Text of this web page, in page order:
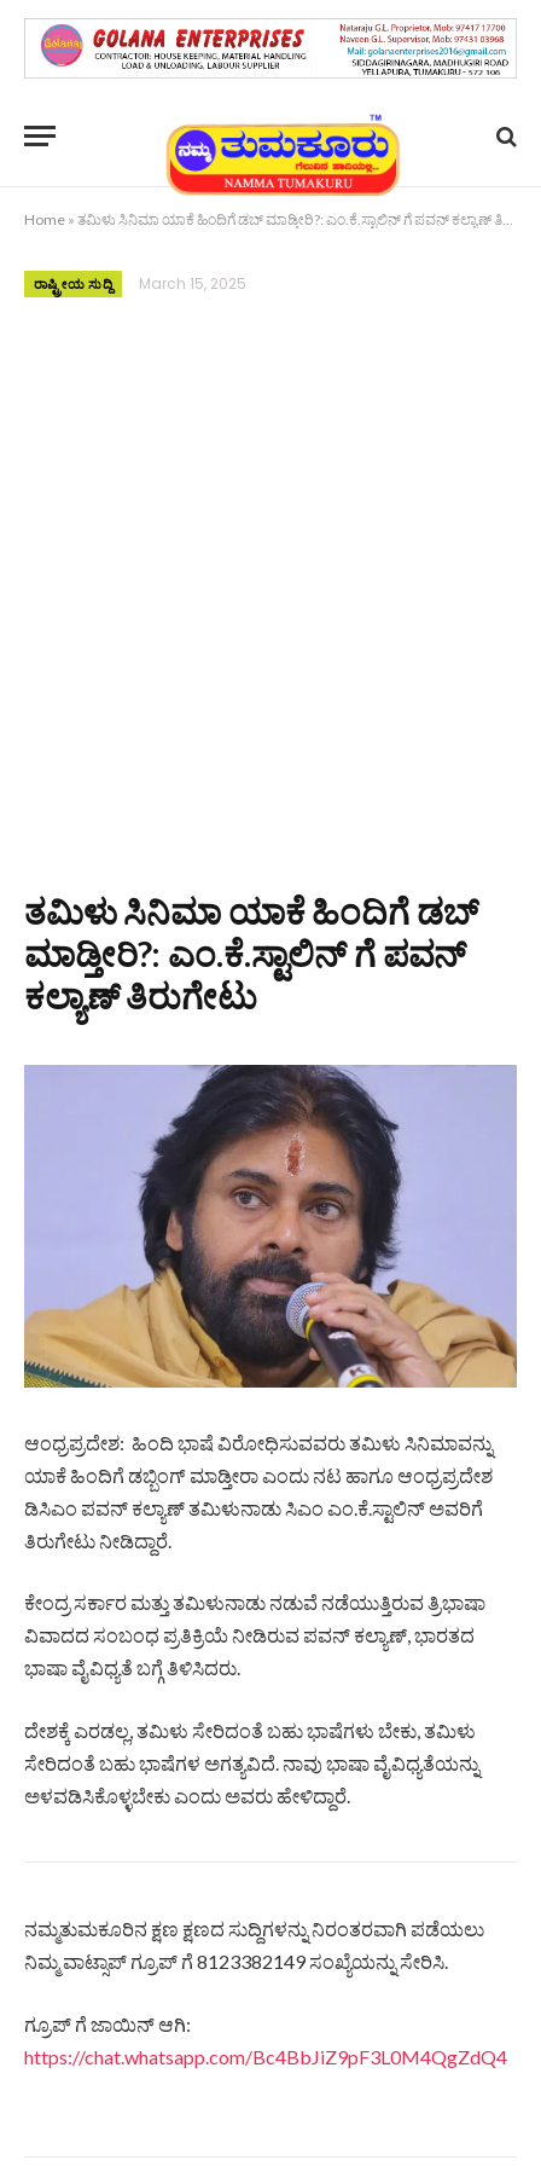
Home » ತಮಿಳು ಸಿನಿಮಾ ಯಾಕೆ ಹಿಂದಿಗೆ ಡಬ್ ಮಾಡ್ತೀರಿ?: ಎಂ.ಕೆ.ಸ್ಟಾಲಿನ್ ಗೆ ಪವನ್‌ ಕಲ್ಯಾಣ್‌ ತಿರುಗೇಟು
ರಾಷ್ಟ್ರೀಯ ಸುದ್ದಿ March 15, 2025
ತಮಿಳು ಸಿನಿಮಾ ಯಾಕೆ ಹಿಂದಿಗೆ ಡಬ್
ಮಾಡ್ತೀರಿ?: ಎಂ.ಕೆ.ಸ್ಟಾಲಿನ್ ಗೆ ಪವನ್‌
ಕಲ್ಯಾಣ್‌ ತಿರುಗೇಟು
ಆಂಧ್ರಪ್ರದೇಶ: ಹಿಂದಿ ಭಾಷೆ ವಿರೋಧಿಸುವವರು ತಮಿಳು ಸಿನಿಮಾವನ್ನು
ಯಾಕೆ ಹಿಂದಿಗೆ ಡಬ್ಬಿಂಗ್‌ ಮಾಡ್ತೀರಾ ಎಂದು ನಟ ಹಾಗೂ ಆಂಧ್ರಪ್ರದೇಶ
ಡಿಸಿಎಂ ಪವನ್‌ ಕಲ್ಯಾಣ್‌ ತಮಿಳುನಾಡು ಸಿಎಂ ಎಂ.ಕೆ.ಸ್ಟಾಲಿನ್ ಅವರಿಗೆ
ತಿರುಗೇಟು ನೀಡಿದ್ದಾರೆ.
ಕೇಂದ್ರ ಸರ್ಕಾರ ಮತ್ತು ತಮಿಳುನಾಡು ನಡುವೆ ನಡೆಯುತ್ತಿರುವ ತ್ರಿಭಾಷಾ
ವಿವಾದದ ಸಂಬಂಧ ಪ್ರತಿಕ್ರಿಯೆ ನೀಡಿರುವ ಪವನ್ ಕಲ್ಯಾಣ್, ಭಾರತದ
ಭಾಷಾ ವೈವಿಧ್ಯತೆ ಬಗ್ಗೆ ತಿಳಿಸಿದರು.
ದೇಶಕ್ಕೆ ಎರಡಲ್ಲ, ತಮಿಳು ಸೇರಿದಂತೆ ಬಹು ಭಾಷೆಗಳು ಬೇಕು, ತಮಿಳು
ಸೇರಿದಂತೆ ಬಹು ಭಾಷೆಗಳ ಅಗತ್ಯವಿದೆ. ನಾವು ಭಾಷಾ ವೈವಿಧ್ಯತೆಯನ್ನು
ಅಳವಡಿಸಿಕೊಳ್ಳಬೇಕು ಎಂದು ಅವರು ಹೇಳಿದ್ದಾರೆ.
ನಮ್ಮತುಮಕೂರಿನ ಕ್ಷಣ ಕ್ಷಣದ ಸುದ್ದಿಗಳನ್ನು ನಿರಂತರವಾಗಿ ಪಡೆಯಲು
ನಿಮ್ಮ ವಾಟ್ಸಾಪ್ ಗ್ರೂಪ್ ಗೆ 8123382149 ಸಂಖ್ಯೆಯನ್ನು ಸೇರಿಸಿ.
ಗ್ರೂಪ್ ಗೆ ಜಾಯಿನ್ ಆಗಿ:
https://chat.whatsapp.com/Bc4BbJiZ9pF3L0M4QgZdQ4